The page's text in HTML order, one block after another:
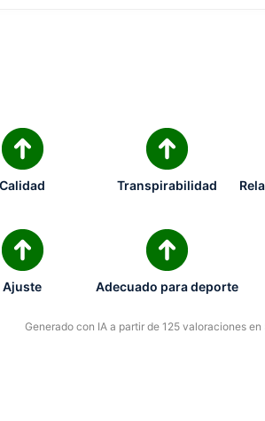
Calidad Transpirabilidad
Ajuste Adecuado para deporte
Generado con IA a partir de 125 valoraciones en